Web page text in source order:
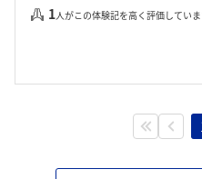
1人がこの体験記を高く評価してい